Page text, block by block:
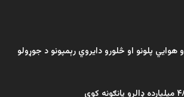
هوايي پلونو او څلورو دایروي رېمپونو د جوړولو